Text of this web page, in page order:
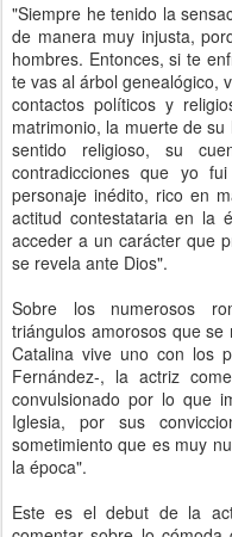
"Siempre he tenido la
de manera muy injusta,
hombres. Entonces, si te
te vas al árbol genealógico,
contactos políticos y
matrimonio, la muerte de
sentido religioso, su
contradicciones que yo
personaje inédito, rico en
actitud contestataria en la
acceder a un carácter que
se revela ante Dios".
Sobre los numerosos
triángulos amorosos que
Catalina vive uno con los
Fernández-, la actriz
convulsionado por lo que
Iglesia, por sus
sometimiento que es muy
la época".
Este es el debut de la